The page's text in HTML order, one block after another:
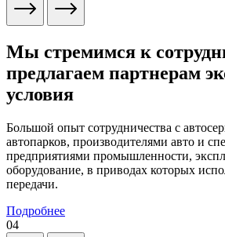
Мы стремимся к
предлагаем партнерам
условия
Большой опыт сотрудничества с
автопарков, производителями авто и
предприятиями промышленности,
оборудование, в приводах которых
передачи.
Подробнее
04